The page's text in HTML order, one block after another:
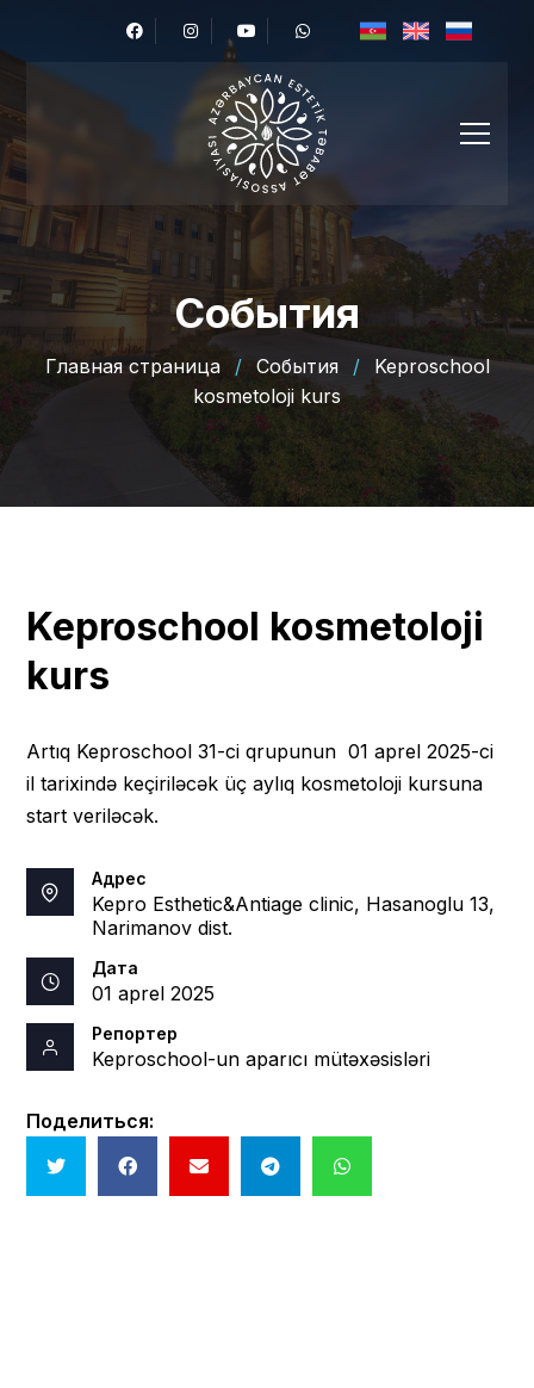
События
Главная страница / События /
Keproschool
kosmetoloji kurs
Keproschool kosmetoloji
kurs
Artıq Keproschool 31-ci qrupunun 01 aprel 2025-ci
il tarixində keçiriləcək üç aylıq kosmetoloji kursuna
start veriləcək.
Адрес
Kepro Esthetic&Antiage clinic, Hasanoglu 13,
Narimanov dist.
Дата
01 aprel 2025
Репортер
Keproschool-un aparıcı mütəxəsisləri
Поделиться: